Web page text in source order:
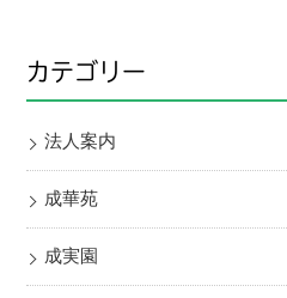
カテゴリー
法人案内
成華苑
成実園